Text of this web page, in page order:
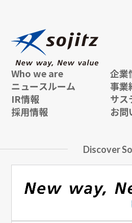
Who we are
企業
ニュースルーム
事業
IR情報
サス
採用情報
お問
Discover